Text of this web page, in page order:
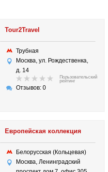
Tour2Travel
Трубная
Москва, ул. Рождественка,
д. 14
Пользовательский
рейтинг
Отзывов: 0
Европейская коллекция
Белорусская (Кольцевая)
Москва, Ленинградский